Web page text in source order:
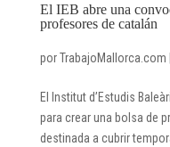
El IEB abre una
profesores de catalán
porTrabajoMallorca.com
El Institut d’Estudis
para crear una bolsa de
destinada a cubrir